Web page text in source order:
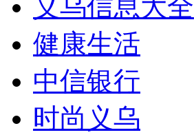
义乌信息大全
健康生活
中信银行
时尚义乌